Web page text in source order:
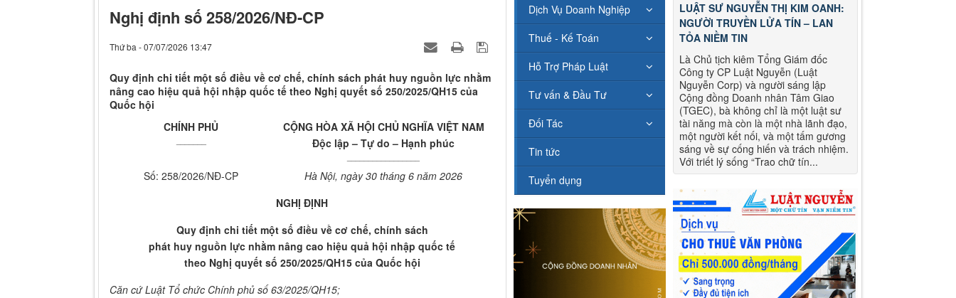
Nghị định số 258/2026/NÐ-CP
Thứ ba - 07/07/2026 13:47
Quy định chi tiết một số điều về cơ chế, chính sách phát huy nguồn lực nhằm
nâng cao hiệu quả hội nhập quốc tế theo Nghị quyết số 250/2025/QH15 của
Quốc hội
CHÍNH PHỦ
Số: 258/2026/NĐ-CP
CỘNG HÒA XÃ HỘI CHỦ NGHĨA VIỆT NAM
Độc lập – Tự do – Hạnh phúc
Hà Nội, ngày 30 tháng 6 năm 2026
NGHỊ ĐỊNH
Quy định chi tiết một số điều về cơ chế, chính sách
phát huy nguồn lực nhằm nâng cao hiệu quả hội nhập quốc tế
theo Nghị quyết số 250/2025/QH15 của Quốc hội
Căn cứ Luật Tổ chức Chính phủ số 63/2025/QH15;
LUẬT SƯ NGUYỄN THỊ KIM OANH:
NGƯỜI TRUYỀN LỬA TÍN – LAN
TỎA NIỀM TIN
Là Chủ tịch kiêm Tổng Giám đốc
Công ty CP Luật Nguyễn (Luật
Nguyễn Corp) và người sáng lập
Cộng đồng Doanh nhân Tâm Giao
(TGEC), bà không chỉ là một luật sư
tài năng mà còn là một nhà lãnh đạo,
một người kết nối, và một tấm gương
sáng về sự cống hiến và trách nhiệm.
Với triết lý sống “Trao chữ tín...
Dịch Vụ Doanh Nghiệp
Thuế - Kế Toán
Hỗ Trợ Pháp Luật
Tư vấn & Đầu Tư
Đối Tác
Tin tức
Tuyển dụng